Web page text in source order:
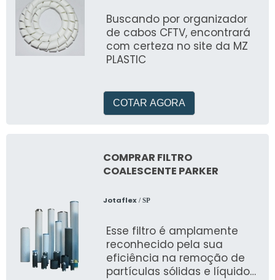
Buscando por organizador
de cabos CFTV, encontrará
com certeza no site da MZ
PLASTIC
COTAR AGORA
COMPRAR FILTRO
COALESCENTE PARKER
Jotaflex/ SP
Esse filtro é amplamente
reconhecido pela sua
eficiência na remoção de
partículas sólidas e líquidos